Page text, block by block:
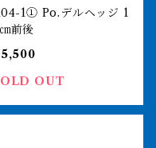
Po.デルヘッジ 1
前後
OUT